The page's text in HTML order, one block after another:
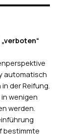
automatisch
der Reifung.
wenigen
werden.
bestimmte